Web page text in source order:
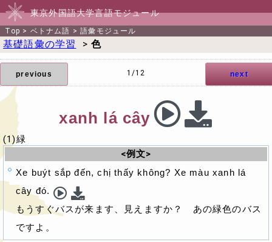
東京外国語大学言語モジュール
Top > ベトナム語 >語彙モジュール
基礎語彙の学習 >色
previous next
1/12
xanh lá cây
(1)緑
<例文>
Xe buýt sắp đến, chị thấy không? Xe màu xanh lá
cây đó.
もうすぐバスが来ます、見えますか？ あの緑色のバス
ですよ。